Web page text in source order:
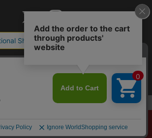
RESEARCH Co., Ltd.All rights Reserved.